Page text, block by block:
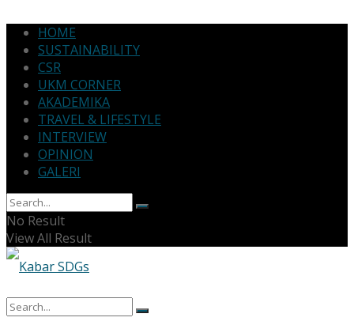
HOME
SUSTAINABILITY
CSR
UKM CORNER
AKADEMIKA
TRAVEL & LIFESTYLE
INTERVIEW
OPINION
GALERI
No Result
View All Result